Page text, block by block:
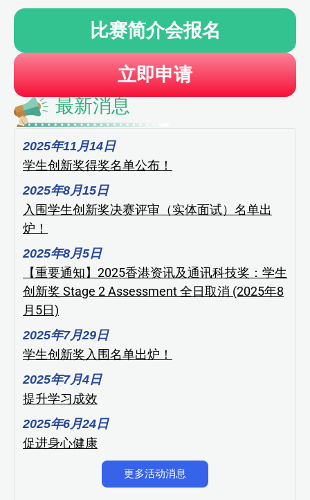
比赛简介会报名
立即申请
最新消息
2025年11月14日
学生创新奖得奖名单公布！
2025年8月15日
入围学生创新奖决赛评审（实体面试）名单出
炉！
2025年8月5日
【重要通知】2025香港资讯及通讯科技奖：学生
创新奖 Stage 2 Assessment 全日取消 (2025年8
月5日)
2025年7月29日
学生创新奖入围名单出炉！
2025年7月4日
提升学习成效
2025年6月24日
促进身心健康
更多活动消息